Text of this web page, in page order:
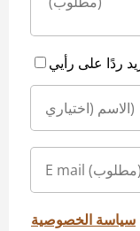
سياسة الخصوصية